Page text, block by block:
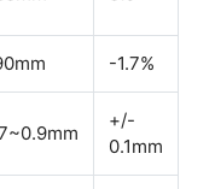
-1.7%
+/-
0.1mm